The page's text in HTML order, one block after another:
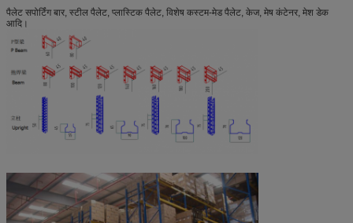
पैलेट सपोर्टिंग बार, स्टील पैलेट, प्लास्टिक पैलेट, विशेष कस्टम-मेड पैलेट, केज, मेष कंटेनर, मेश डेक
आदि।